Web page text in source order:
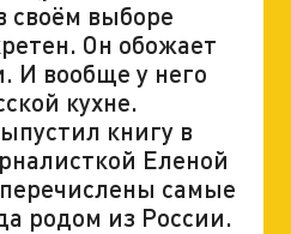
своём выборе
Он обожает
И вообще у него
кухне.
книгу в
Еленой
самые
родом из России.